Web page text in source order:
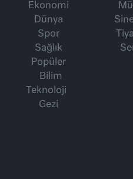
Ekonomi
Dünya
Spor
Sağlık
Popüler
Bilim
Teknoloji
Gezi